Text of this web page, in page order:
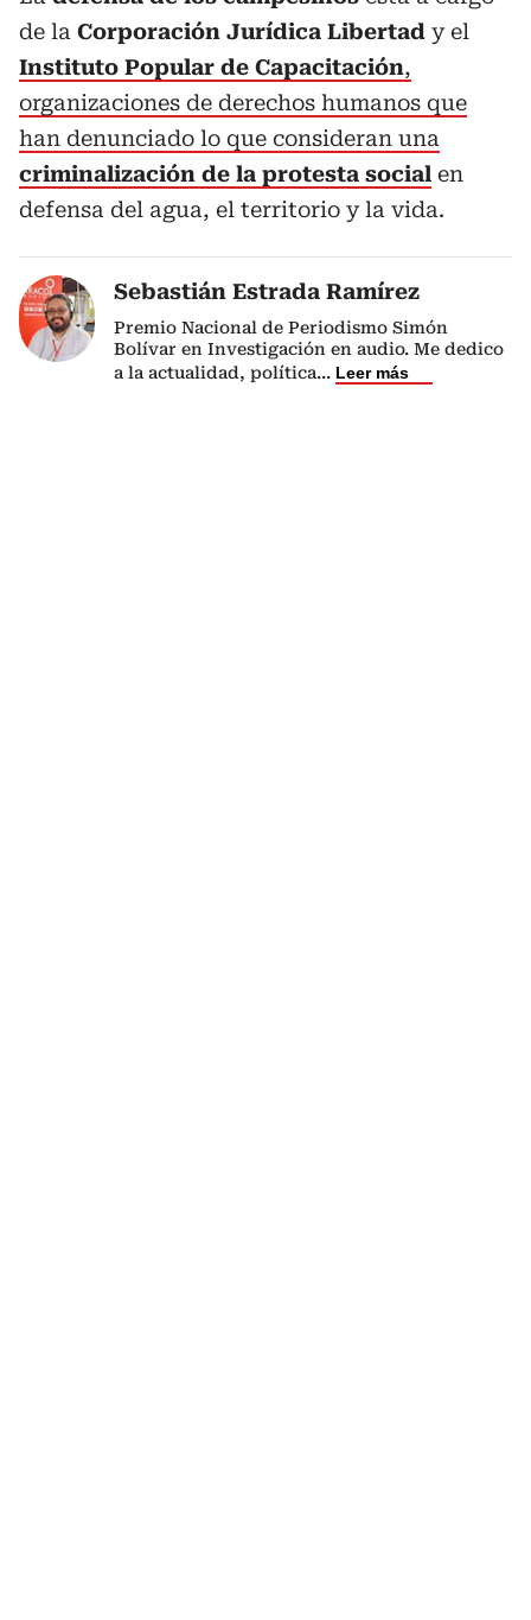
de la Corporación Jurídica Libertad y el
Instituto Popular de Capacitación,
organizaciones de derechos humanos que
han denunciado lo que consideran una
criminalización de la protesta social en
defensa del agua, el territorio y la vida.
Sebastián Estrada Ramírez
Premio Nacional de Periodismo Simón
Bolívar en Investigación en audio. Me dedico
a la actualidad, política... Leer más